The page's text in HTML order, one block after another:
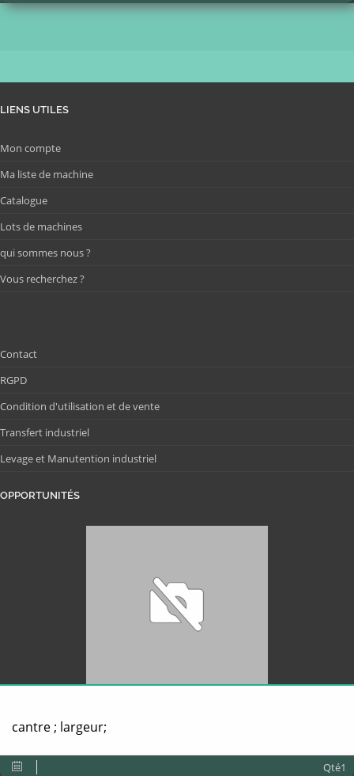
LIENS UTILES
Mon compte
Ma liste de machine
Catalogue
Lots de machines
qui sommes nous ?
Vous recherchez ?
Contact
RGPD
Condition d'utilisation et de vente
Transfert industriel
Levage et Manutention industriel
OPPORTUNITÉS
cantre ; largeur;
Qté1